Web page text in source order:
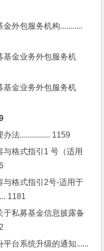
外包服务机构...........
基金业务外包服务机
基金业务外包服务机
法............... 1159
格式指引1 号（适用
与格式指引2号-适用于
1181
于私募基金信息披露备
台系统升级的通知......